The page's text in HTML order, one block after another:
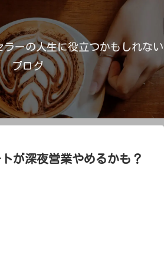
ラーの人生に役立つかもしれない
ブログ
が深夜営業やめるかも？